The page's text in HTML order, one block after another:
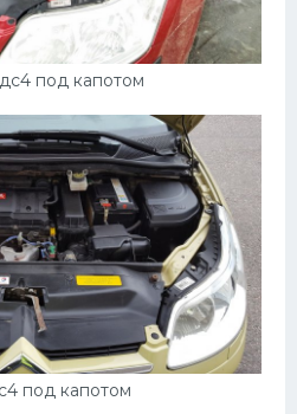
под капотом
под капотом